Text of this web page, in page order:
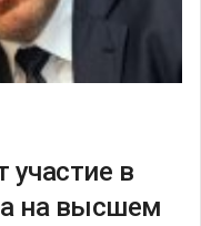
участие в
на высшем